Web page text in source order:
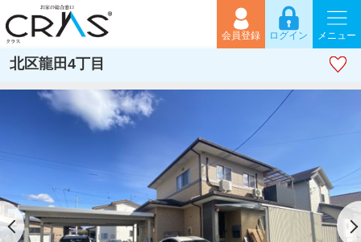
会員登録 ログイン メニュー
北区龍田4丁目